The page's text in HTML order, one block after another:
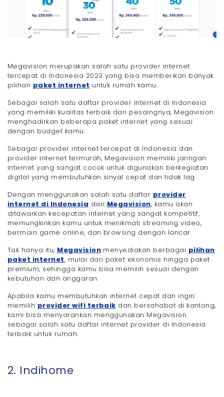
Megavision merupakan salah satu provider internet
tercepat di Indonesia 2023 yang bisa memberikan banyak
pilihan paket internet untuk rumah kamu.
Sebagai salah satu daftar provider internet di Indonesia
yang memiliki kualitas terbaik dari pesaingnya, Megavision
menghadirkan beberapa paket internet yang sesuai
dengan budget kamu.
Sebagai provider internet tercepat di Indonesia dan
provider internet termurah, Megavision memiliki jaringan
internet yang sangat cocok untuk digunakan berkegiatan
digital yang membutuhkan sinyal cepat dan tidak lag.
Dengan menggunakan salah satu daftar provider
internet di Indonesia dari Megavision, kamu akan
ditawarkan kecepatan internet yang sangat kompetitif,
memungkinkan kamu untuk menikmati streaming video,
bermain game online, dan browsing dengan lancar.
Tak hanya itu, Megavision menyediakan berbagai pilihan
paket internet, mulai dari paket ekonomis hingga paket
premium, sehingga kamu bisa memilih sesuai dengan
kebutuhan dan anggaran.
Apabila kamu membutuhkan internet cepat dan ingin
memilih provider wifi terbaik dan bersahabat di kantong,
kami bisa menyarankan menggunakan Megavision
sebagai salah satu daftar internet provider di Indonesia
terbaik untuk rumah.
2. Indihome